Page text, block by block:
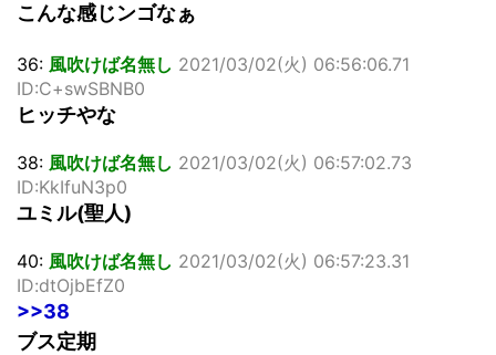
こんな感じンゴなぁ
36: 風吹けば名無し 2021/03/02(火) 06:56:06.71
ID:C+swSBNB0
ヒッチやな
38: 風吹けば名無し 2021/03/02(火) 06:57:02.73
ID:KkIfuN3p0
ユミル(聖人)
40: 風吹けば名無し 2021/03/02(火) 06:57:23.31
ID:dtOjbEfZ0
>>38
ブス定期